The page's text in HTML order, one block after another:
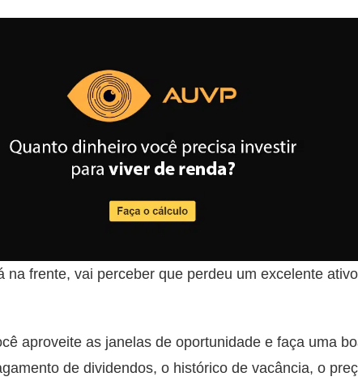
na frente, vai perceber que perdeu um excelente
aproveite as janelas de oportunidade e faça uma
de dividendos, o histórico de vacância, o